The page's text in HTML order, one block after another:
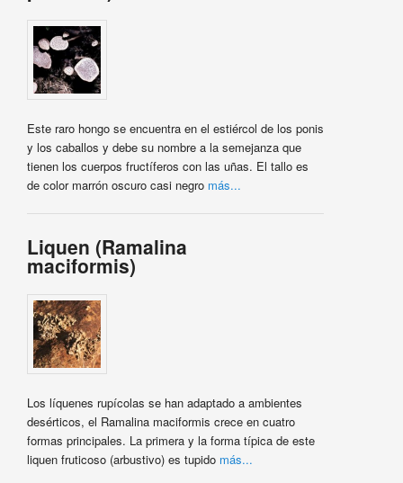
Este raro hongo se encuentra en el estiércol de los ponis
y los caballos y debe su nombre a la semejanza que
tienen los cuerpos fructíferos con las uñas. El tallo es
de color marrón oscuro casi negro más...
Liquen (Ramalina
maciformis)
Los líquenes rupícolas se han adaptado a ambientes
desérticos, el Ramalina maciformis crece en cuatro
formas principales. La primera y la forma típica de este
liquen fruticoso (arbustivo) es tupido más...